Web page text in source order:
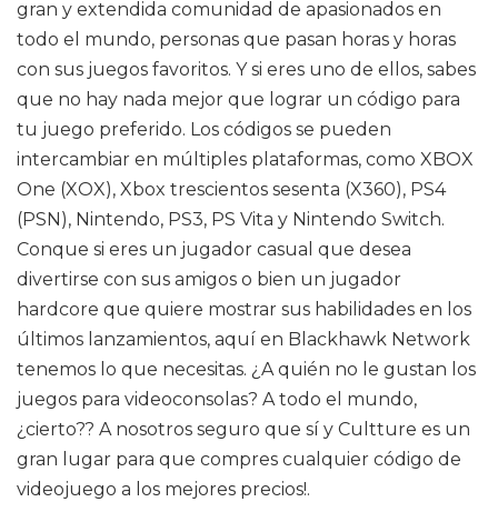
gran y extendida comunidad de apasionados en
todo el mundo, personas que pasan horas y horas
con sus juegos favoritos. Y si eres uno de ellos, sabes
que no hay nada mejor que lograr un código para
tu juego preferido. Los códigos se pueden
intercambiar en múltiples plataformas, como XBOX
One (XOX), Xbox trescientos sesenta (X360), PS4
(PSN), Nintendo, PS3, PS Vita y Nintendo Switch.
Conque si eres un jugador casual que desea
divertirse con sus amigos o bien un jugador
hardcore que quiere mostrar sus habilidades en los
últimos lanzamientos, aquí en Blackhawk Network
tenemos lo que necesitas. ¿A quién no le gustan los
juegos para videoconsolas? A todo el mundo,
¿cierto?? A nosotros seguro que sí y Cultture es un
gran lugar para que compres cualquier código de
videojuego a los mejores precios!.